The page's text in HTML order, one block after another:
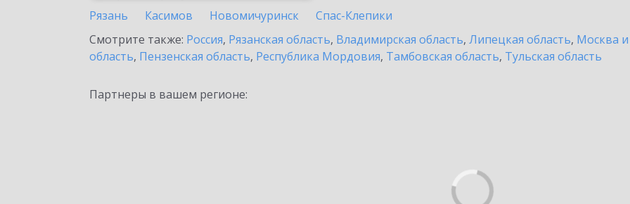
Рязань
Касимов Новомичуринск
Спас-Клепики
Смотрите также: Россия, Рязанская область, Владимирская область, Липецкая область, Москва и
область, Пензенская область, Республика Мордовия, Тамбовская область, Тульская область
Партнеры в вашем регионе: